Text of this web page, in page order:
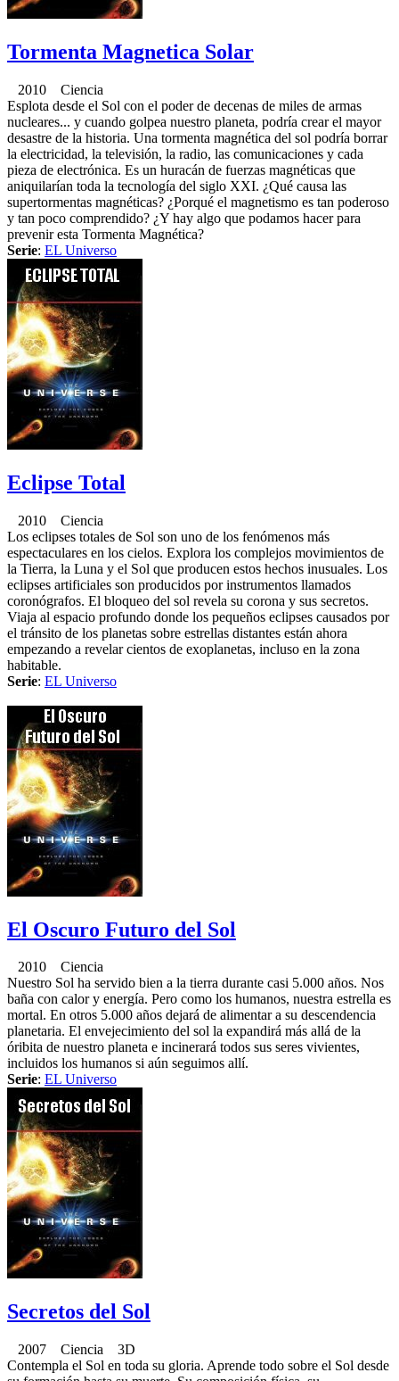
Tormenta Magnetica Solar
2010 Ciencia
Esplota desde el Sol con el poder de decenas de miles de armas
nucleares... y cuando golpea nuestro planeta, podría crear el mayor
desastre de la historia. Una tormenta magnética del sol podría borrar
la electricidad, la televisión, la radio, las comunicaciones y cada
pieza de electrónica. Es un huracán de fuerzas magnéticas que
aniquilarían toda la tecnología del siglo XXI. ¿Qué causa las
supertormentas magnéticas? ¿Porqué el magnetismo es tan poderoso
y tan poco comprendido? ¿Y hay algo que podamos hacer para
prevenir esta Tormenta Magnética?
Serie: EL Universo
Eclipse Total
2010 Ciencia
Los eclipses totales de Sol son uno de los fenómenos más
espectaculares en los cielos. Explora los complejos movimientos de
la Tierra, la Luna y el Sol que producen estos hechos inusuales. Los
eclipses artificiales son producidos por instrumentos llamados
coronógrafos. El bloqueo del sol revela su corona y sus secretos.
Viaja al espacio profundo donde los pequeños eclipses causados por
el tránsito de los planetas sobre estrellas distantes están ahora
empezando a revelar cientos de exoplanetas, incluso en la zona
habitable.
Serie: EL Universo
El Oscuro Futuro del Sol
2010 Ciencia
Nuestro Sol ha servido bien a la tierra durante casi 5.000 años. Nos
baña con calor y energía. Pero como los humanos, nuestra estrella es
mortal. En otros 5.000 años dejará de alimentar a su descendencia
planetaria. El envejecimiento del sol la expandirá más allá de la
óribita de nuestro planeta e incinerará todos sus seres vivientes,
incluidos los humanos si aún seguimos allí.
Serie: EL Universo
Secretos del Sol
2007 Ciencia 3D
Contempla el Sol en toda su gloria. Aprende todo sobre el Sol desde